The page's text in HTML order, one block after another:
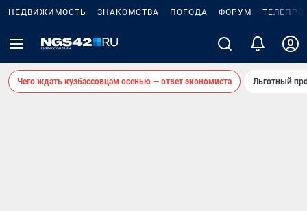
НЕДВИЖИМОСТЬ ЗНАКОМСТВА ПОГОДА ФОРУМ
Чего ждать кузбассовцам осенью — ответ экономиста Льготный